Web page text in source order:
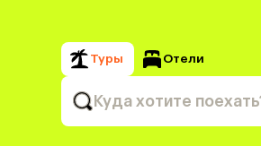
Туры Отели
Куда хотите